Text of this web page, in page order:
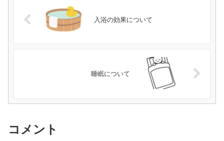
入浴の効果について
睡眠について
コメント